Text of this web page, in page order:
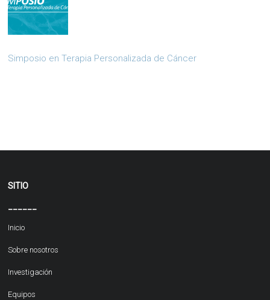
Simposio en Terapia Personalizada de Cáncer
SITIO
______
Inicio
Sobre nosotros
Investigación
Equipos